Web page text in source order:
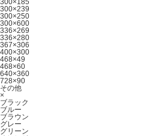
300×185
300×239
300×250
300×600
336×269
336×280
367×306
400×300
468×49
468×60
640×360
728×90
その他
×
ブラック
ブルー
ブラウン
グレー
グリーン